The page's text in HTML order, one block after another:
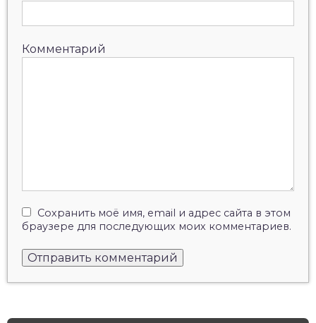
Комментарий
Сохранить моё имя, email и адрес сайта в этом
браузере для последующих моих комментариев.